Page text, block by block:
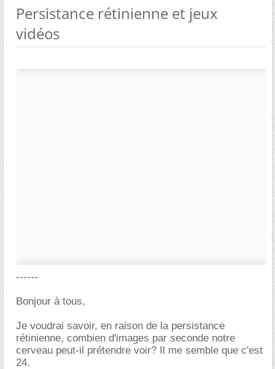
Persistance rétinienne et jeux
vidéos
------
Bonjour à tous,
Je voudrai savoir, en raison de la persistance
rétinienne, combien d'images par seconde notre
cerveau peut-il prétendre voir? Il me semble que c'est
24.